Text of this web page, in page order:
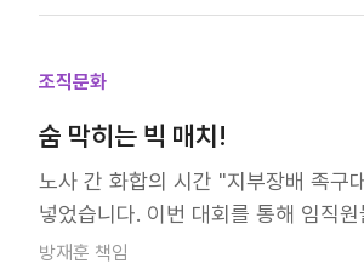
형 공급망 체계 강화는 넥센타이어의
한 '에코디자인 규정(ESPR)'은 타이
라 전체 매출의 약 40%를 차지하는
연구개발까지 🌳 넥센타이어는 자
지속 가능한 원재료를 70% 적용할
조직문화
숨 막히는 빅 매치!
노사 간 화합의 시간 "지부장배 족구
넣었습니다. 이번 대회를 통해 임직
요. 그 생생한 현장 속으로 지금 함
방재훈 책임